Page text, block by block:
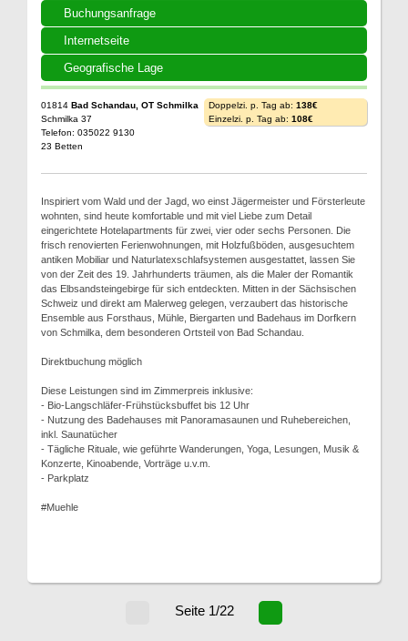
Buchungsanfrage
Internetseite
Geografische Lage
01814 Bad Schandau, OT Schmilka
Schmilka 37
Telefon: 035022 9130
23 Betten
Doppelzi. p. Tag ab: 138€
Einzelzi. p. Tag ab: 108€
Inspiriert vom Wald und der Jagd, wo einst Jägermeister und Försterleute
wohnten, sind heute komfortable und mit viel Liebe zum Detail
eingerichtete Hotelapartments für zwei, vier oder sechs Personen. Die
frisch renovierten Ferienwohnungen, mit Holzfußböden, ausgesuchtem
antiken Mobiliar und Naturlatexschlafsystemen ausgestattet, lassen Sie
von der Zeit des 19. Jahrhunderts träumen, als die Maler der Romantik
das Elbsandsteingebirge für sich entdeckten. Mitten in der Sächsischen
Schweiz und direkt am Malerweg gelegen, verzaubert das historische
Ensemble aus Forsthaus, Mühle, Biergarten und Badehaus im Dorfkern
von Schmilka, dem besonderen Ortsteil von Bad Schandau.
Direktbuchung möglich
Diese Leistungen sind im Zimmerpreis inklusive:
- Bio-Langschläfer-Frühstücksbuffet bis 12 Uhr
- Nutzung des Badehauses mit Panoramasaunen und Ruhebereichen,
inkl. Saunatücher
- Tägliche Rituale, wie geführte Wanderungen, Yoga, Lesungen, Musik &
Konzerte, Kinoabende, Vorträge u.v.m.
- Parkplatz
#Muehle
Seite 1/22